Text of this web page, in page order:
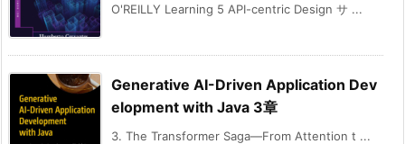
O'REILLY Learning 5 API-centric Design サ ...
Generative AI-Driven Application Dev
elopment with Java 3章
3. The Transformer Saga—From Attention t ...